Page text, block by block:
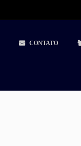
CONTATO